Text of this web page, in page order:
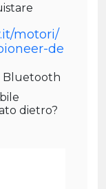
motori/
de
Bluetooth
dietro?